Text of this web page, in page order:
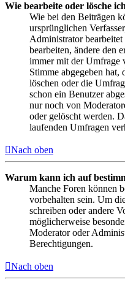
Wie bearbeite oder lösche
Wie bei den Beiträgen
ursprünglichen
Administrator
bearbeiten, ändere den
immer mit der Umfrage
Stimme abgegeben
löschen oder die
schon ein Benutzer
nur noch von
oder gelöscht werden.
laufenden Umfragen
Nach oben
Warum kann ich auf
Manche Foren können
vorbehalten sein. Um
schreiben oder andere
möglicherweise
Moderator oder
Berechtigungen.
Nach oben